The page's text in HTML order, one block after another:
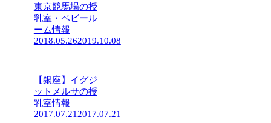
東京競馬場の授
乳室・ベビール
ーム情報
2018.05.262019.10.08
【銀座】イグジ
ットメルサの授
乳室情報
2017.07.21 2017.07.21